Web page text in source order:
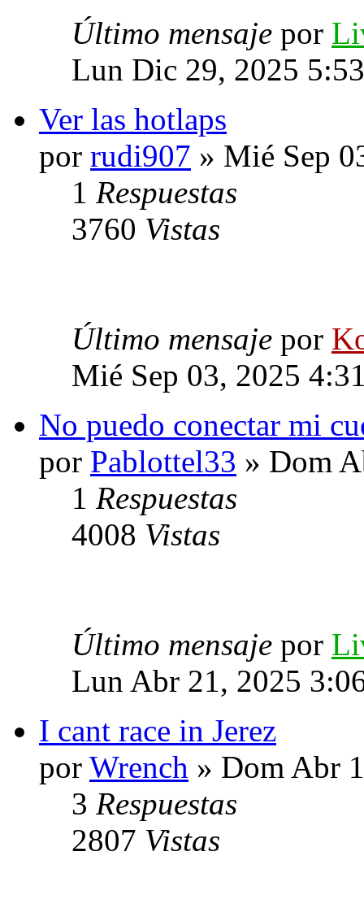
Último mensaje por
Lun Dic 29, 2025
Ver las hotlaps
por rudi907 » Mié Sep
1 Respuestas
3760 Vistas
Último mensaje por
Mié Sep 03, 2025
No puedo conectar mi
por Pablottel33 » Dom
1 Respuestas
4008 Vistas
Último mensaje por
Lun Abr 21, 2025
I cant race in Jerez
por Wrench » Dom Abr
3 Respuestas
2807 Vistas